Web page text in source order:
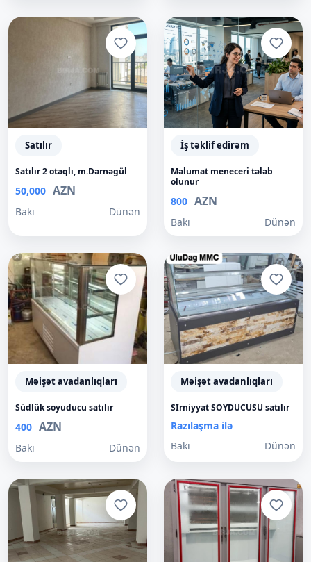
Satılır
Satılır 2 otaqlı, m.Dərnəgül
50,000 AZN
Bakı Dünən
İş təklif edirəm
Məlumat meneceri tələb
olunur
800 AZN
Bakı Dünən
Məişət avadanlıqları
Südlük soyuducu satılır
400 AZN
Bakı Dünən
Məişət avadanlıqları
SIrniyyat SOYDUCUSU satılır
Razılaşma ilə
Bakı
Dünən